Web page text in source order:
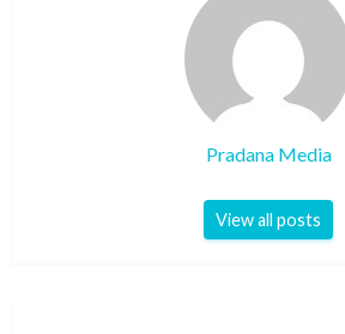
Pradana Media
View all posts